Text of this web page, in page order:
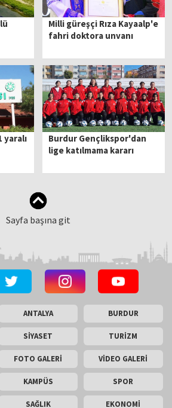
Milli güreşçi Rıza Kayaalp'e
fahri doktora unvanı
yaralı
Burdur Gençlikspor'dan
lige katılmama kararı
Sayfa başına git
ANTALYA BURDUR
SİYASET TURİZM
FOTO GALERİ VİDEO GALERİ
KAMPÜS SPOR
SAĞLIK EKONOMİ